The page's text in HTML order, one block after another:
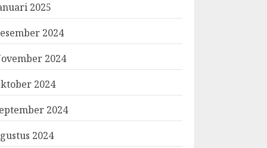
2025
2024
2024
2024
2024
2024